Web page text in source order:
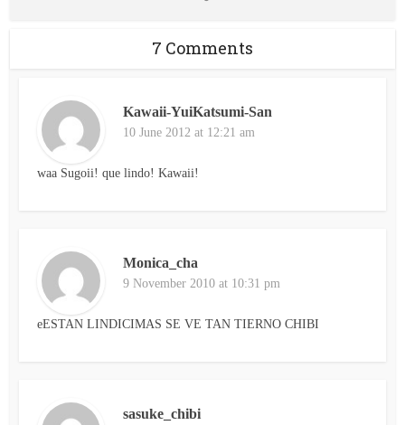
7 Comments
Kawaii-YuiKatsumi-San
10 June 2012 at 12:21 am
waa Sugoii! que lindo! Kawaii!
Monica_cha
9 November 2010 at 10:31 pm
eESTAN LINDICIMAS SE VE TAN TIERNO CHIBI
sasuke_chibi